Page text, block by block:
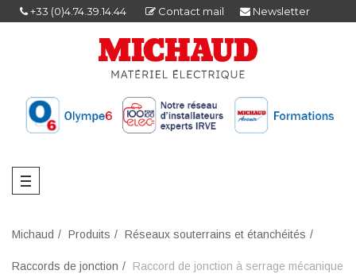
+33 (0)4.74.39.14.44 Contact mail Newsletter
Michaud Produits Réseaux souterrains et étanchéités
Raccords de jonction
Raccord de jonction à serrage mécanique